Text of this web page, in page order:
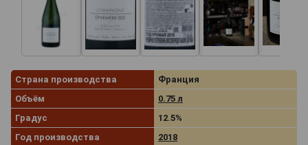
Страна производства
Франция
Объём
0.75 л
Градус
12.5%
Год производства
2018